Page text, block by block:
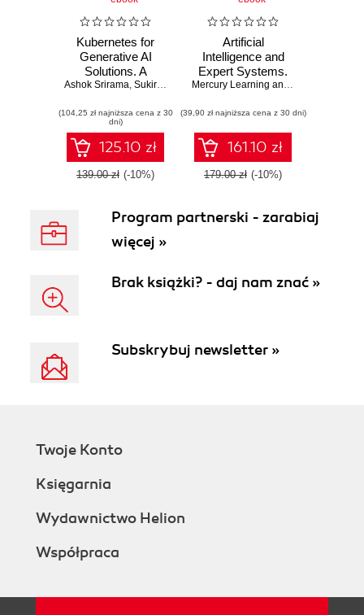
Kubernetes for
Generative AI
Solutions. A
complete guide to
optimizing, and
deploying
Generative AI
workloads on
Kubernetes
Ashok Srirama, Sukirti Gupta ,Rajdeep Saha
(104,25 zł najniższa cena z 30
dni)
125.10 zł
139.00 zł (-10%)
Artificial
Intelligence and
Expert Systems.
Techniques and
Problem Solving
Mercury Learning and Information
(39,90 zł najniższa cena z 30 dni)
161.10 zł
179.00 zł (-10%)
Program partnerski - zarabiaj
więcej »
Brak książki? - daj nam znać »
Subskrybuj newsletter »
Twoje Konto
Księgarnia
Wydawnictwo Helion
Współpraca